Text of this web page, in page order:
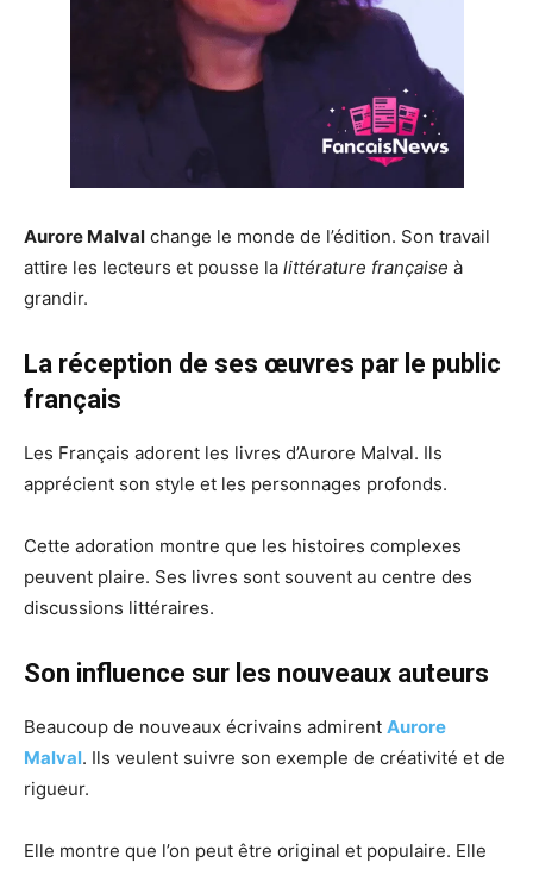
Aurore Malval change le monde de l’édition. Son travail
attire les lecteurs et pousse la littérature française à
grandir.
La réception de ses œuvres par le public
français
Les Français adorent les livres d’Aurore Malval. Ils
apprécient son style et les personnages profonds.
Cette adoration montre que les histoires complexes
peuvent plaire. Ses livres sont souvent au centre des
discussions littéraires.
Son influence sur les nouveaux auteurs
Beaucoup de nouveaux écrivains admirent Aurore
Malval. Ils veulent suivre son exemple de créativité et de
rigueur.
Elle montre que l’on peut être original et populaire. Elle